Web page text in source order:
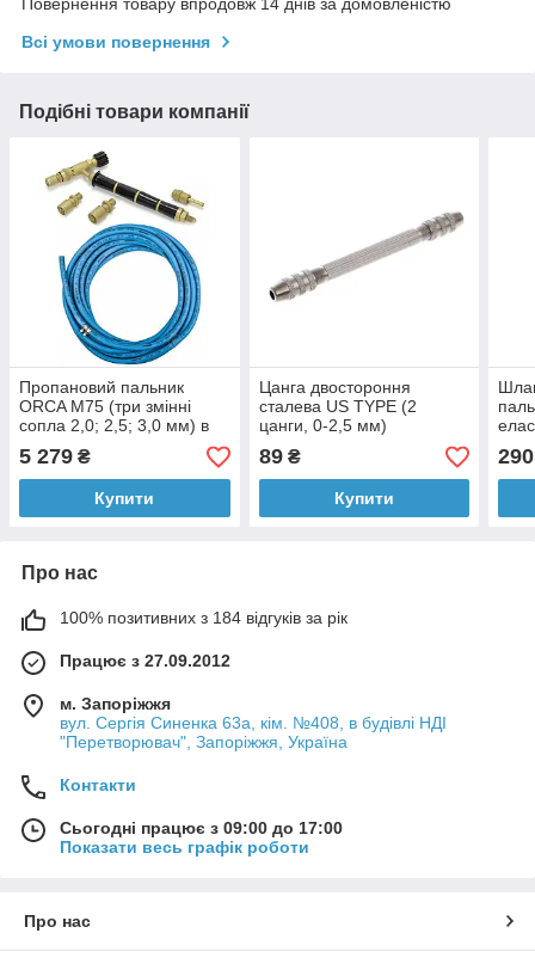
Всі умови повернення
Подібні товари компанії
Пропановий пальник
ORCA M75 (три змінні
сопла 2,0; 2,5; 3,0 мм) в
комплекті з шлангом (2 м)
5 279 ₴
Купити
Цанга двостороння
сталева US TYPE (2
цанги, 0-2,5 мм)
89₴
Купити
— 2
290
Про нас
100% позитивних з 184 відгуків за рік
Працює з 27.09.2012
м. Запоріжжя
вул. Сергія Синенка 63а, кім. №408, в будівлі НДІ
"Перетворювач", Запоріжжя, Україна
Контакти
Сьогодні працює з 09:00 до 17:00
Показати весь графік роботи
Про нас